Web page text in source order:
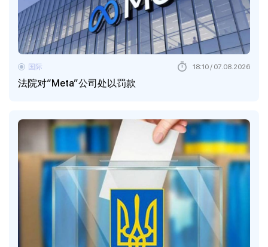
法院对“Meta”公司处以罚款
国际 18:10 / 07.08.2026